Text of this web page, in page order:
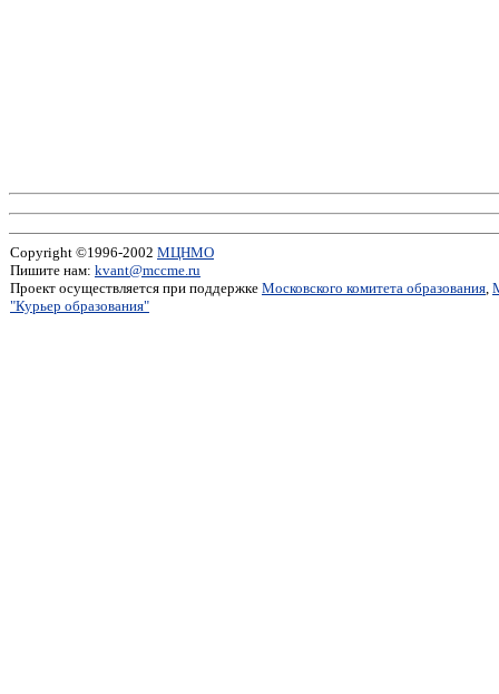
Copyright ©1996-2002 МЦНМО
Пишите нам: kvant@mccme.ru
Проект осуществляется при поддержке Московского комитета образования,
"Курьер образования"